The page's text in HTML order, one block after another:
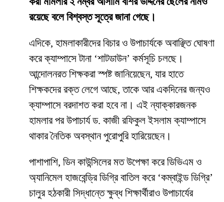
রয়েছে বলে বিশ্বস্ত সূত্রে জানা গেছে।
​এদিকে, হামলাকারীদের বিচার ও উপাচার্যকে অবাঞ্ছিত ঘোষণা
করে ক্যাম্পাসে টানা ‘শাটডাউন’ কর্মসূচি চলছে।
আন্দোলনরত শিক্ষকরা স্পষ্ট জানিয়েছেন, যার হাতে
শিক্ষকদের রক্ত লেগে আছে, তাকে আর একদিনের জন্যও
ক্যাম্পাসে বরদাশত করা হবে না। এই ন্যাক্কারজনক
হামলার পর উপাচার্য ড. কাজী রফিকুল ইসলাম ক্যাম্পাসে
থাকার নৈতিক অবস্থান পুরোপুরি হারিয়েছেন।
​পাশাপাশি, ডিন কাউন্সিলের মত উপেক্ষা করে ডিভিএম ও
অ্যানিমেল হাজবেন্ড্রি ডিগ্রি বাতিল করে ‘কম্বাইন্ড ডিগ্রি’
চালুর হঠকারী সিদ্ধান্তে ক্ষুব্ধ শিক্ষার্থীরাও উপাচার্যের